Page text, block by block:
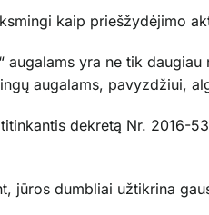
kaip priešžydėjimo
augalams yra ne tik
augalams, pavyzdžiui,
dekretą Nr. 2016-
jūros dumbliai užtikrina